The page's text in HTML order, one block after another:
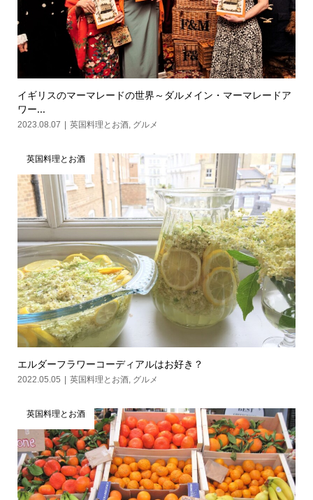
イギリスのマーマレードの世界～ダルメイン・マーマレードア
ワー...
2023.08.07 英国料理とお酒, グルメ
英国料理とお酒
エルダーフラワーコーディアルはお好き？
2022.05.05 英国料理とお酒, グルメ
英国料理とお酒